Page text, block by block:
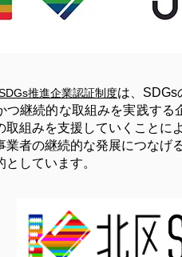
推進企業認証制度は、SDGs
つ継続的な取組みを実践す
取組みを支援していくことに
業者の継続的な発展につなげ
としています。